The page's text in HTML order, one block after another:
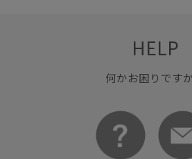
HELP
何かお困りです